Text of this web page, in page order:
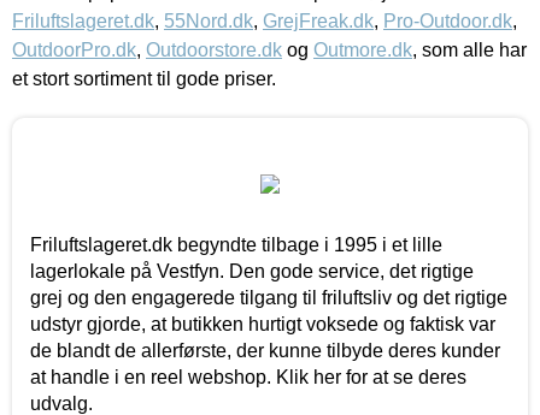
Friluftslageret.dk, 55Nord.dk, GrejFreak.dk, Pro-Outdoor.dk,
OutdoorPro.dk, Outdoorstore.dk og Outmore.dk, som alle har
et stort sortiment til gode priser.
Friluftslageret.dk begyndte tilbage i 1995 i et lille
lagerlokale på Vestfyn. Den gode service, det rigtige
grej og den engagerede tilgang til friluftsliv og det rigtige
udstyr gjorde, at butikken hurtigt voksede og faktisk var
de blandt de allerførste, der kunne tilbyde deres kunder
at handle i en reel webshop. Klik her for at se deres
udvalg.